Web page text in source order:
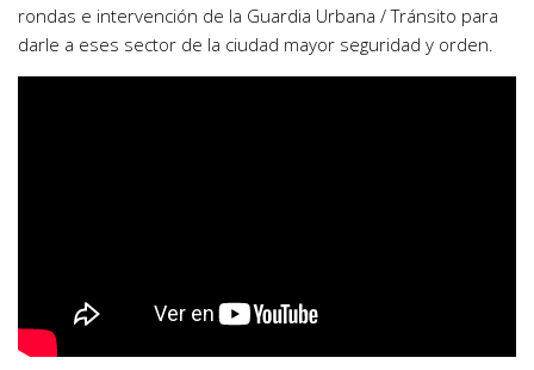
rondas e intervención de la Guardia Urbana / Tránsito para
darle a eses sector de la ciudad mayor seguridad y orden.